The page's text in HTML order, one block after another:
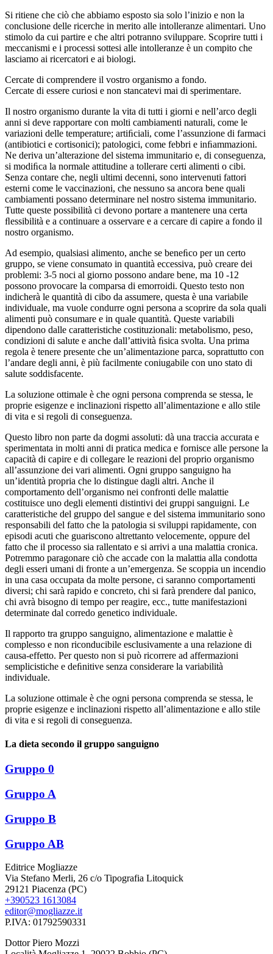
Si ritiene che ciò che abbiamo esposto sia solo l’inizio e non la
conclusione delle ricerche in merito alle intolleranze alimentari. Uno
stimolo da cui partire e che altri potranno sviluppare. Scoprire tutti i
meccanismi e i processi sottesi alle intolleranze è un compito che
lasciamo ai ricercatori e ai biologi.
Cercate di comprendere il vostro organismo a fondo.
Cercate di essere curiosi e non stancatevi mai di sperimentare.
Il nostro organismo durante la vita di tutti i giorni e nell’arco degli
anni si deve rapportare con molti cambiamenti naturali, come le
variazioni delle temperature; artiﬁciali, come l’assunzione di farmaci
(antibiotici e cortisonici); patologici, come febbri e inﬁammazioni.
Ne deriva un’alterazione del sistema immunitario e, di conseguenza,
si modiﬁca la normale attitudine a tollerare certi alimenti o cibi.
Senza contare che, negli ultimi decenni, sono intervenuti fattori
esterni come le vaccinazioni, che nessuno sa ancora bene quali
cambiamenti possano determinare nel nostro sistema immunitario.
Tutte queste possibilità ci devono portare a mantenere una certa
ﬂessibilità e a continuare a osservare e a cercare di capire a fondo il
nostro organismo.
Ad esempio, qualsiasi alimento, anche se beneﬁco per un certo
gruppo, se viene consumato in quantità eccessiva, può creare dei
problemi: 3-5 noci al giorno possono andare bene, ma 10 -12
possono provocare la comparsa di emorroidi. Questo testo non
indicherà le quantità di cibo da assumere, questa è una variabile
individuale, ma vuole condurre ogni persona a scoprire da sola quali
alimenti può consumare e in quale quantità. Queste variabili
dipendono dalle caratteristiche costituzionali: metabolismo, peso,
condizioni di salute e anche dall’attività ﬁsica svolta. Una prima
regola è tenere presente che un’alimentazione parca, soprattutto con
l’andare degli anni, è più facilmente coniugabile con uno stato di
salute soddisfacente.
La soluzione ottimale è che ogni persona comprenda se stessa, le
proprie esigenze e inclinazioni rispetto all’alimentazione e allo stile
di vita e si regoli di conseguenza.
Questo libro non parte da dogmi assoluti: dà una traccia accurata e
sperimentata in molti anni di pratica medica e fornisce alle persone la
capacità di capire e di collegare le reazioni del proprio organismo
all’assunzione dei vari alimenti. Ogni gruppo sanguigno ha
un’identità propria che lo distingue dagli altri. Anche il
comportamento dell’organismo nei confronti delle malattie
costituisce uno degli elementi distintivi dei gruppi sanguigni. Le
caratteristiche del gruppo del sangue e del sistema immunitario sono
responsabili del fatto che la patologia si sviluppi rapidamente, con
episodi acuti che guariscono altrettanto velocemente, oppure del
fatto che il processo sia rallentato e si arrivi a una malattia cronica.
Potremmo paragonare ciò che accade con la malattia alla condotta
degli esseri umani di fronte a un’emergenza. Se scoppia un incendio
in una casa occupata da molte persone, ci saranno comportamenti
diversi; chi sarà rapido e concreto, chi si farà prendere dal panico,
chi avrà bisogno di tempo per reagire, ecc., tutte manifestazioni
determinate dal corredo genetico individuale.
Il rapporto tra gruppo sanguigno, alimentazione e malattie è
complesso e non riconducibile esclusivamente a una relazione di
causa-effetto. Per questo non si può ricorrere ad affermazioni
semplicistiche e deﬁnitive senza considerare la variabilità
individuale.
La soluzione ottimale è che ogni persona comprenda se stessa, le
proprie esigenze e inclinazioni rispetto all’alimentazione e allo stile
di vita e si regoli di conseguenza.
La dieta secondo il gruppo sanguigno
Gruppo 0
Gruppo A
Gruppo B
Gruppo AB
Editrice Mogliazze
Via Stefano Merli, 26 c/o Tipografia Litoquick
29121 Piacenza (PC)
+390523 1613084
editor@mogliazze.it
P.IVA: 01792590331
Dottor Piero Mozzi